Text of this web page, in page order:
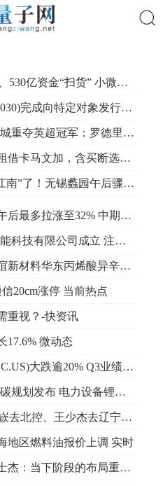
金“扫货” 小微盘拐点来了？
向特定对象发行8.04亿股H股
英超冠军：罗德里留队是关键
文加，含买断选项|头条焦点
骤雨忽至，游客雨中漫步直呼“太值了_视讯
亏损收窄至1.76亿港元 增派息且上调派息比率
公司成立 注册资本100万人民币
丙烯酸异辛酯价格上涨-每日快播
20cm涨停 当前热点
重视？-快资讯
17.6% 微动态
跌逾20% Q3业绩指引不及预期
电力设备锂电风电迎多重催化
去辽宁，同曦获千万现金补偿 每日热议
地区燃料油报价上调 实时
局重点，一定要放在小盘股、微小盘股上